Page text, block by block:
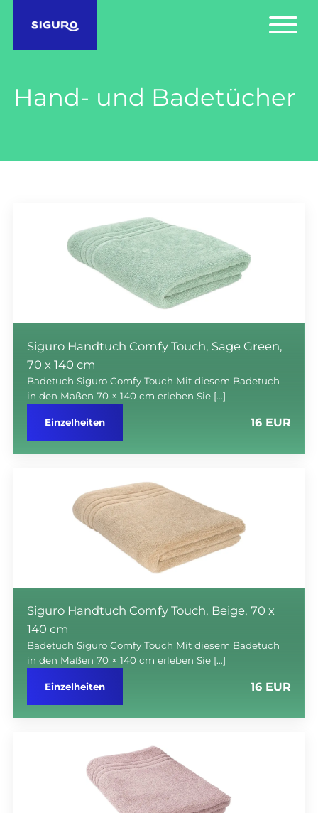
Hand- und Badetücher
Siguro Handtuch Comfy Touch, Sage Green,
70 x 140 cm
Badetuch Siguro Comfy Touch Mit diesem Badetuch
in den Maßen 70 × 140 cm erleben Sie […]
Einzelheiten 16 EUR
Siguro Handtuch Comfy Touch, Beige, 70 x
140 cm
Badetuch Siguro Comfy Touch Mit diesem Badetuch
in den Maßen 70 × 140 cm erleben Sie […]
Einzelheiten 16 EUR